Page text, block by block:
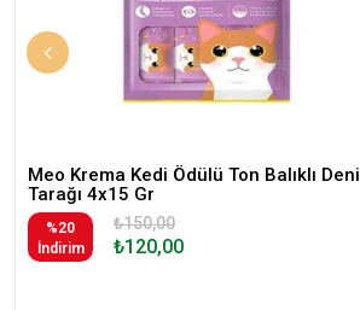
Meo Krema Kedi Ödülü Ton Balıklı
Tarağı 4x15 Gr
%20
İndirim
₺120,00
₺150,00